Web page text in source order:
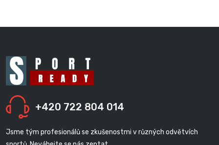
+420 722 804 014
Jsme tým profesionálů se zkušenostmi v různých odvětvích